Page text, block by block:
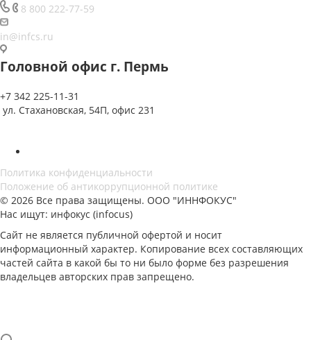
8 800 222-77-59
in@infcs.ru
Головной офис г. Пермь
+7 342 225-11-31
ул. Стахановская, 54П, офис 231
Политика конфиденциальности
Положение об антикоррупционной политике
© 2026 Все права защищены. ООО "ИННФОКУС"
Нас ищут: инфокус (infocus)
Сайт не является публичной офертой и носит
информационный характер. Копирование всех составляющих
частей сайта в какой бы то ни было форме без разрешения
владельцев авторских прав запрещено.